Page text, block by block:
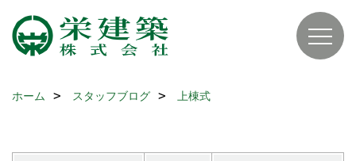
ホーム スタッフブログ 上棟式